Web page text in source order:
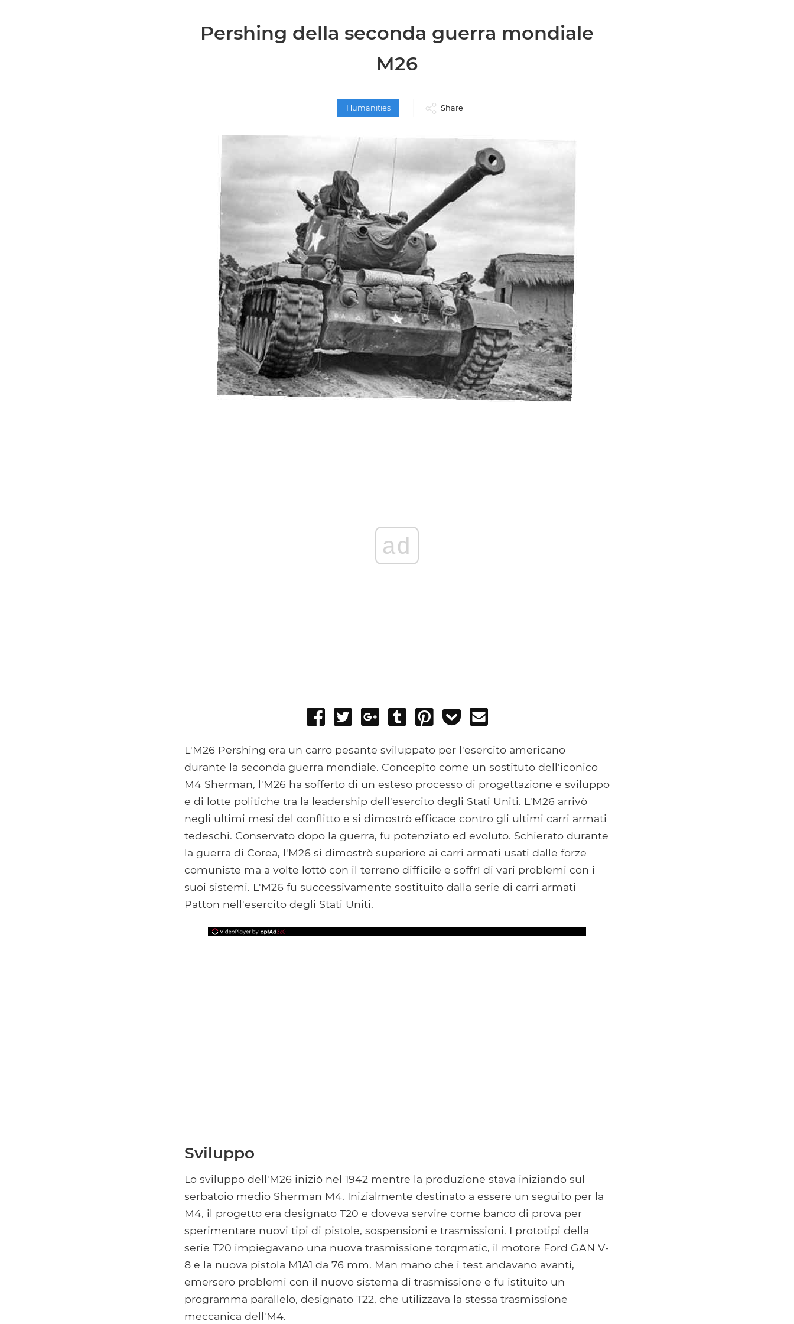
Pershing della seconda guerra mondiale
M26
Humanities Share
ad
Share
Facebook
Tweet
Share
Google+
Post
Tumblr
Pin
Add
Pocket
L'M26 Pershing era un carro pesante sviluppato per l'esercito americano
durante la seconda guerra mondiale. Concepito come un sostituto dell'iconico
M4 Sherman, l'M26 ha sofferto di un esteso processo di progettazione e sviluppo
e di lotte politiche tra la leadership dell'esercito degli Stati Uniti. L'M26 arrivò
negli ultimi mesi del conflitto e si dimostrò efficace contro gli ultimi carri armati
tedeschi. Conservato dopo la guerra, fu potenziato ed evoluto. Schierato durante
la guerra di Corea, l'M26 si dimostrò superiore ai carri armati usati dalle forze
comuniste ma a volte lottò con il terreno difficile e soffrì di vari problemi con i
suoi sistemi. L'M26 fu successivamente sostituito dalla serie di carri armati
Patton nell'esercito degli Stati Uniti.
Sviluppo
Lo sviluppo dell'M26 iniziò nel 1942 mentre la produzione stava iniziando sul
serbatoio medio Sherman M4. Inizialmente destinato a essere un seguito per la
M4, il progetto era designato T20 e doveva servire come banco di prova per
sperimentare nuovi tipi di pistole, sospensioni e trasmissioni. I prototipi della
serie T20 impiegavano una nuova trasmissione torqmatic, il motore Ford GAN V-
8 e la nuova pistola M1A1 da 76 mm. Man mano che i test andavano avanti,
emersero problemi con il nuovo sistema di trasmissione e fu istituito un
programma parallelo, designato T22, che utilizzava la stessa trasmissione
meccanica dell'M4.